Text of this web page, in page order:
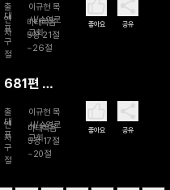
저 할 일이
있다
출
연
자
이규현 목
사/수영로
교회
대
표
구
절
마태복음
5장 21절
~26절
좋아요 공유
681편 위
출
연
자
이규현 목
사/수영로
교회
대
표
구
절
마태복음
5장 17절
~20절
좋아요 공유